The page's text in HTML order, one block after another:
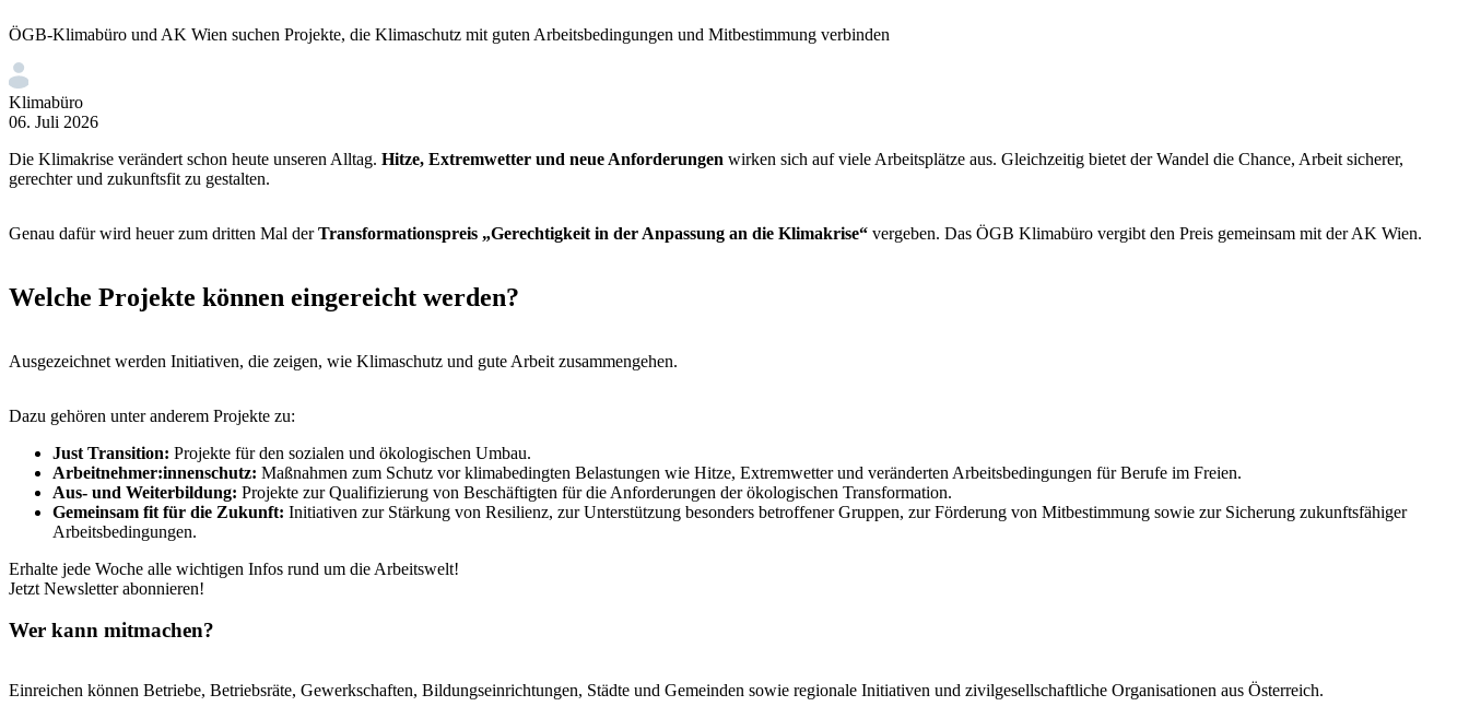
ÖGB-Klimabüro und AK Wien suchen Projekte, die Klimaschutz mit guten Arbeitsbedingungen und Mitbestimmung verbinden
Klimabüro
06. Juli 2026
Die Klimakrise verändert schon heute unseren Alltag. Hitze, Extremwetter und neue Anforderungen wirken sich auf viele Arbeitsplätze aus. Gleichzeitig bietet der Wandel die Chance, Arbeit sicherer,
gerechter und zukunftsfit zu gestalten.
Genau dafür wird heuer zum dritten Mal derTransformationspreis „Gerechtigkeit in der Anpassung an die Klimakrise“ vergeben. Das ÖGB Klimabüro vergibt den Preis gemeinsam mit der AK Wien.
Welche Projekte können eingereicht werden?
Ausgezeichnet werden Initiativen, die zeigen, wie Klimaschutz und gute Arbeit zusammengehen.
Dazu gehören unter anderem Projekte zu:
Just Transition: Projekte für den sozialen und ökologischen Umbau.
Arbeitnehmer:innenschutz: Maßnahmen zum Schutz vor klimabedingten Belastungen wie Hitze, Extremwetter und veränderten Arbeitsbedingungen für Berufe im Freien.
Aus- und Weiterbildung: Projekte zur Qualifizierung von Beschäftigten für die Anforderungen der ökologischen Transformation.
Gemeinsam fit für die Zukunft: Initiativen zur Stärkung von Resilienz, zur Unterstützung besonders betroffener Gruppen, zur Förderung von Mitbestimmung sowie zur Sicherung zukunftsfähiger
Arbeitsbedingungen.
Erhalte jede Woche alle wichtigen Infos rund um die Arbeitswelt!
Jetzt Newsletter abonnieren!
Wer kann mitmachen?
Einreichen können Betriebe, Betriebsräte, Gewerkschaften, Bildungseinrichtungen, Städte und Gemeinden sowie regionale Initiativen und zivilgesellschaftliche Organisationen aus Österreich.